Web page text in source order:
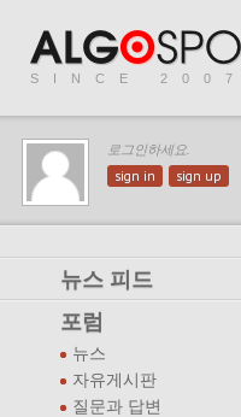
SINCE 2007
로그인하세요.
sign in sign up
뉴스 피드
포럼
뉴스
자유게시판
질문과 답변